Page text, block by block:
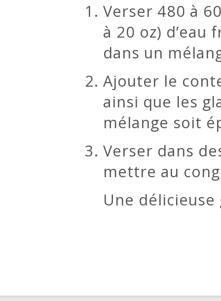
Verser 480 à
à 20 oz) d’eau
dans un
Ajouter le
ainsi que les
mélange soit
Verser dans
mettre au
Une